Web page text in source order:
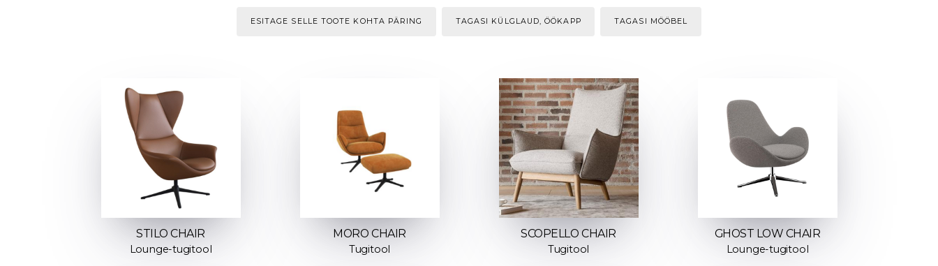
ESITAGE SELLE TOOTE KOHTA PÄRING TAGASI KÜLGLAUD, ÖÖKAPP TAGASI MÖÖBEL
STILO CHAIR
Lounge-tugitool
MORO CHAIR
Tugitool
SCOPELLO CHAIR
Tugitool
GHOST LOW CHAIR
Lounge-tugitool